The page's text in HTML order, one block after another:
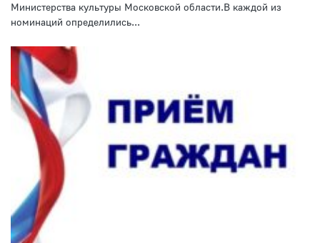
Министерства культуры Московской области.В каждой из
номинаций определились...